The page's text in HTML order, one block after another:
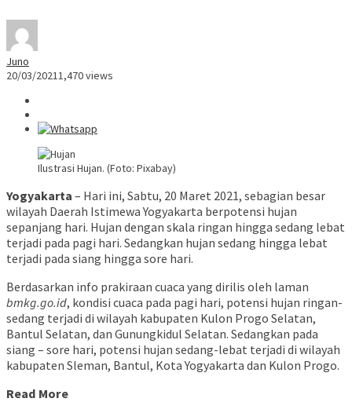
Juno
20/03/20211,470 views
Ilustrasi Hujan. (Foto: Pixabay)
Yogyakarta – Hari ini, Sabtu, 20 Maret 2021, sebagian besar
wilayah Daerah Istimewa Yogyakarta berpotensi hujan
sepanjang hari. Hujan dengan skala ringan hingga sedang lebat
terjadi pada pagi hari. Sedangkan hujan sedang hingga lebat
terjadi pada siang hingga sore hari.
Berdasarkan info prakiraan cuaca yang dirilis oleh laman
bmkg.go.id, kondisi cuaca pada pagi hari, potensi hujan ringan-
sedang terjadi di wilayah kabupaten Kulon Progo Selatan,
Bantul Selatan, dan Gunungkidul Selatan. Sedangkan pada
siang – sore hari, potensi hujan sedang-lebat terjadi di wilayah
kabupaten Sleman, Bantul, Kota Yogyakarta dan Kulon Progo.
Read More